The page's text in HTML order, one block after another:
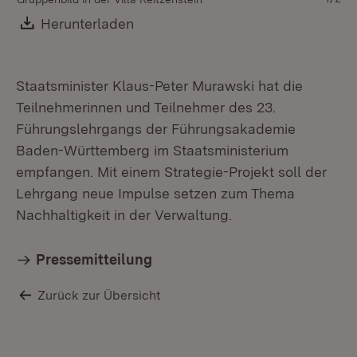
Download:
Herunterladen
Staatsminister Klaus-Peter Murawski hat die
Teilnehmerinnen und Teilnehmer des 23.
Führungslehrgangs der Führungsakademie
Baden-Württemberg im Staatsministerium
empfangen. Mit einem Strategie-Projekt soll der
Lehrgang neue Impulse setzen zum Thema
Nachhaltigkeit in der Verwaltung.
Pressemitteilung
Zurück zur Übersicht